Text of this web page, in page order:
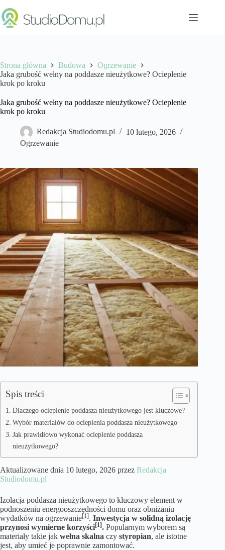
do
treści
Strona główna Budowa
Ogrzewanie
Jaka grubość wełny na poddasze nieużytkowe? Ocieplenie
krok po kroku
Jaka grubość wełny na poddasze nieużytkowe? Ocieplenie
krok po kroku
Redakcja Studiodomu.pl
10 lutego, 2026
Ogrzewanie
Spis treści
Dlaczego ocieplenie poddasza nieużytkowego jest kluczowe?
Wybór materiałów do ocieplenia poddasza nieużytkowego
Jak prawidłowo wykonać ocieplenie poddasza
nieużytkowego?
Aktualizowane dnia 10 lutego, 2026 przez Redakcja
Studiodomu.pl
Izolacja poddasza nieużytkowego to kluczowy element w
podnoszeniu energooszczędności domu oraz obniżaniu
wydatków na ogrzewanie[1]. Inwestycja w solidną izolację
przynosi wymierne korzyści[1]. Popularnym wyborem są
materiały takie jak wełna skalna czy styropian, ale istotne
jest, aby umieć je poprawnie zamontować.